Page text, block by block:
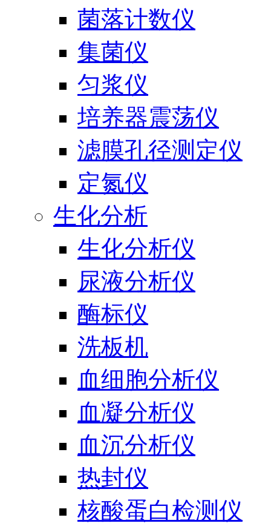
菌落计数仪
集菌仪
匀浆仪
培养器震荡仪
滤膜孔径测定仪
定氮仪
生化分析
生化分析仪
尿液分析仪
酶标仪
洗板机
血细胞分析仪
血凝分析仪
血沉分析仪
热封仪
核酸蛋白检测仪